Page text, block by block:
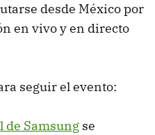
desde México por
en vivo y en directo
seguir el evento:
de Samsung se